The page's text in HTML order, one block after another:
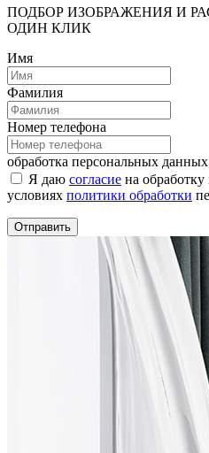
ПОДБОР ИЗОБРАЖЕНИЯ И
ОДИН КЛИК
Имя
Фамилия
Номер телефона
обработка персональных данных
Я даю согласие на
условиях политики обработки
Отправить